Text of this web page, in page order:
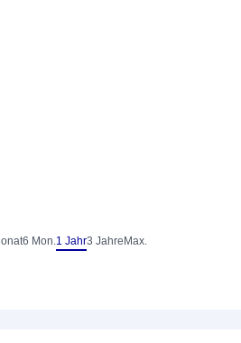
6 Mon.1 Jahr3 Jahre Max.